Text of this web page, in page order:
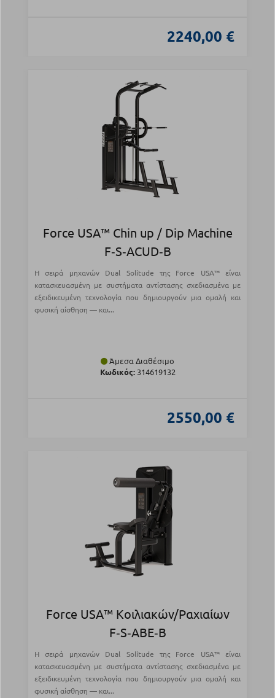
2240,00 €
Force USA™ Chin up / Dip Machine
F‑S‑ACUD‑B
Η σειρά μηχανών Dual Solitude της Force USA™ είναι
κατασκευασμένη με συστήματα αντίστασης σχεδιασμένα με
εξειδικευμένη τεχνολογία που δημιουργούν μια ομαλή και
φυσική αίσθηση — και...
Άμεσα Διαθέσιμο
Κωδικός:314619132
2550,00 €
Force USA™ Κοιλιακών/Ραχιαίων
F‑S‑ABE‑B
Η σειρά μηχανών Dual Solitude της Force USA™ είναι
κατασκευασμένη με συστήματα αντίστασης σχεδιασμένα με
εξειδικευμένη τεχνολογία που δημιουργούν μια ομαλή και
φυσική αίσθηση — και...